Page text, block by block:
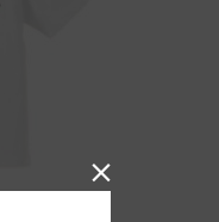
